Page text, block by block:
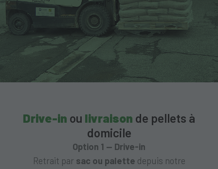
Drive-in ou livraison de pellets à
domicile
Option 1 — Drive-in
Retrait par sac ou palette depuis notre